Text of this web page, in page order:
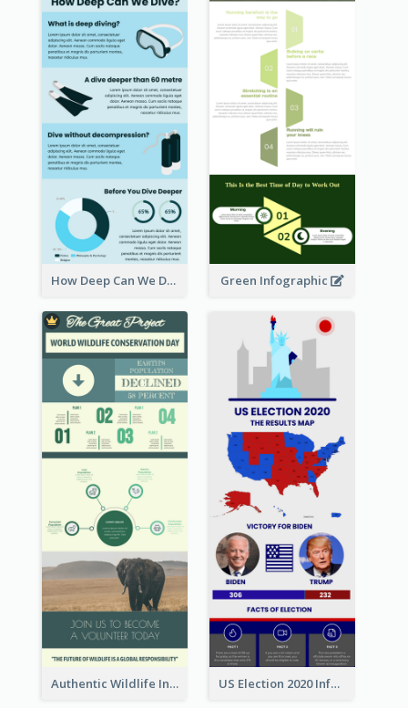
How Deep Can We Dive Infographic Green Infographic
Authentic Wildlife Information Infographic Poster Design US Election 2020 Infographic